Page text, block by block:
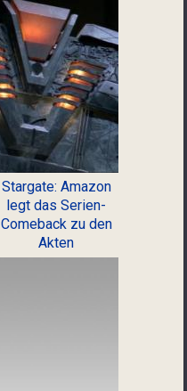
Stargate: Amazon
legt das Serien-
Comeback zu den
Akten